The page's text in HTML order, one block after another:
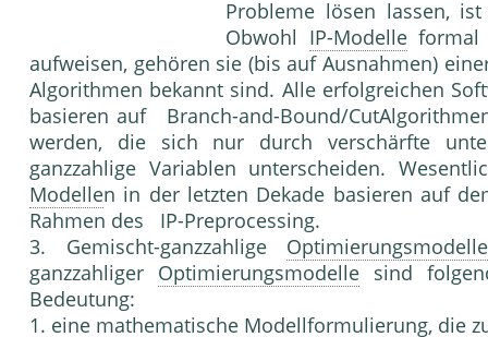
Probleme lösen lassen,
Obwohl IP-Modelleformal
aufweisen, gehören sie (bis auf Ausnahmen)
Algorithmen bekannt sind. Alle erfolgrei­chen
basieren auf Branch-and-Bound/
werden, die sich nur durch verschärfte
ganzzahlige Variablen unterscheiden.
Modellen in der letzten Dekade basieren auf
Rahmen des IP-Preprocessing.
3. Gemischt-ganzzahlige Optimierungsmodelle
ganzzahliger Optimierungsmodellesind
Bedeutung:
1. eine mathematische Modellformulierung, die